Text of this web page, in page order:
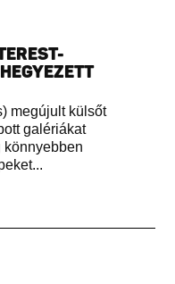
megújult külsőt
galériákat
könnyebben